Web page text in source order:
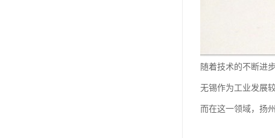
随着技术的不断进
无锡作为工业发展
而在这一领域，扬